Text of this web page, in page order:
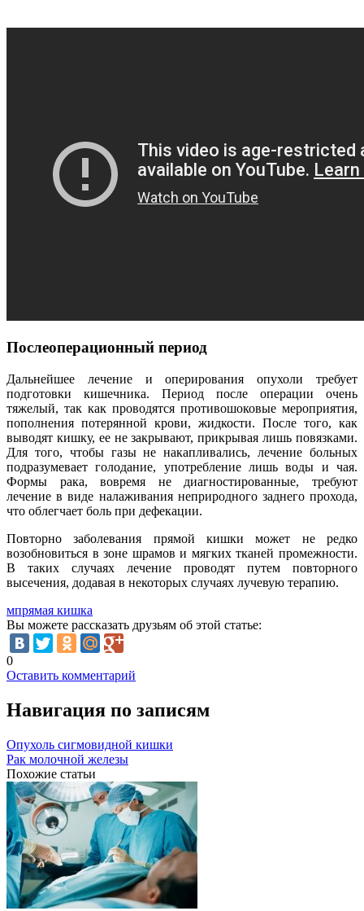
Послеоперационный период
Дальнейшее лечение и оперирования опухоли требует
подготовки кишечника. Период после операции очень
тяжелый, так как проводятся противошоковые мероприятия,
пополнения потерянной крови, жидкости. После того, как
выводят кишку, ее не закрывают, прикрывая лишь повязками.
Для того, чтобы газы не накапливались, лечение больных
подразумевает голодание, употребление лишь воды и чая.
Формы рака, вовремя не диагностированные, требуют
лечение в виде налаживания неприродного заднего прохода,
что облегчает боль при дефекации.
Повторно заболевания прямой кишки может не редко
возобновиться в зоне шрамов и мягких тканей промежности.
В таких случаях лечение проводят путем повторного
высечения, додавая в некоторых случаях лучевую терапию.
мпрямая кишка
Вы можете рассказать друзьям об этой статье:
0
Оставить комментарий
Навигация по записям
Опухоль сигмовидной кишки
Рак молочной железы
Похожие статьи